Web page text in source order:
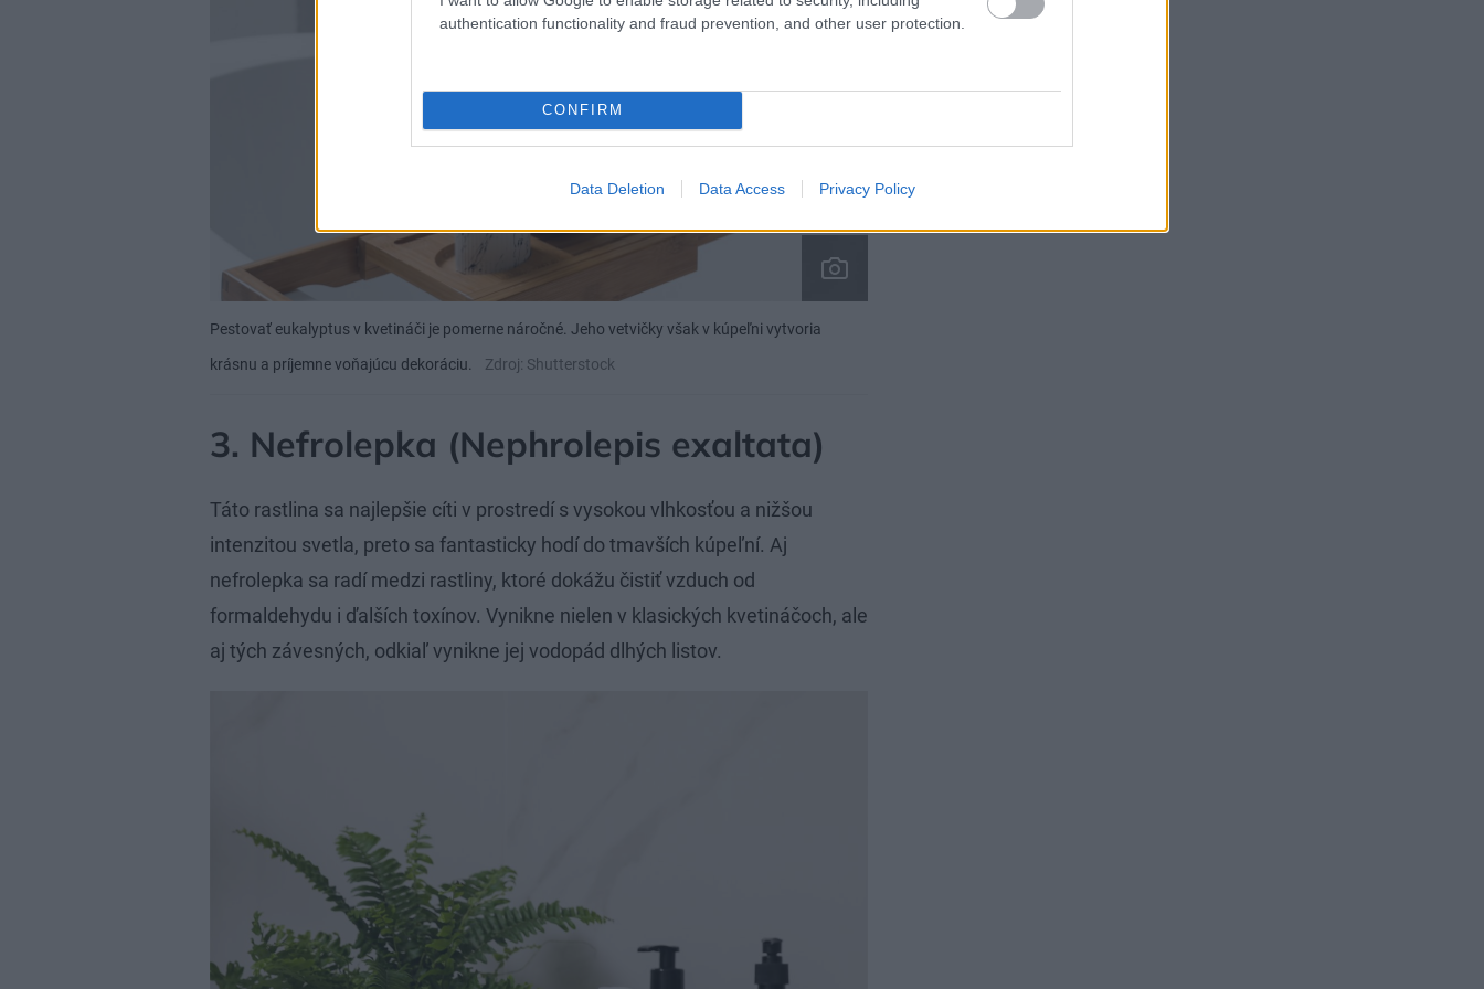
authentication functionality and fraud prevention, and other user protection.
CONFIRM
Data Deletion Data Access Privacy Policy
Pestovať eukalyptus v kvetináči je pomerne náročné. Jeho vetvičky však v kúpeľni vytvoria
krásnu a príjemne voňajúcu dekoráciu.
Zdroj: Shutterstock
3. Nefrolepka (Nephrolepis exaltata)
Táto rastlina sa najlepšie cíti v prostredí s vysokou vlhkosťou a nižšou
intenzitou svetla, preto sa fantasticky hodí do tmavších kúpeľní. Aj
nefrolepka sa radí medzi rastliny, ktoré dokážu čistiť vzduch od
formaldehydu i ďalších toxínov. Vynikne nielen v klasických kvetináčoch, ale
aj tých závesných, odkiaľ vynikne jej vodopád dlhých listov.